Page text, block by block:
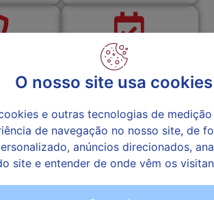
O nosso site usa cookies
e outras tecnologias de
de navegação no nosso site, de
anúncios direcionados,
site e entender de onde vêm os
e
SEM PERÍODO
DE CARÊNCIA
Começa logo a utilizar o teu
exclusivos